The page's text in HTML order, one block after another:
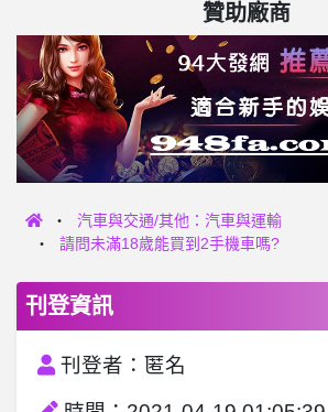
贊助廠商
汽車與交通/其他：汽車與運輸
請問未滿18歲能買到2手機車嗎?
刊登資訊
刊登者：匿名